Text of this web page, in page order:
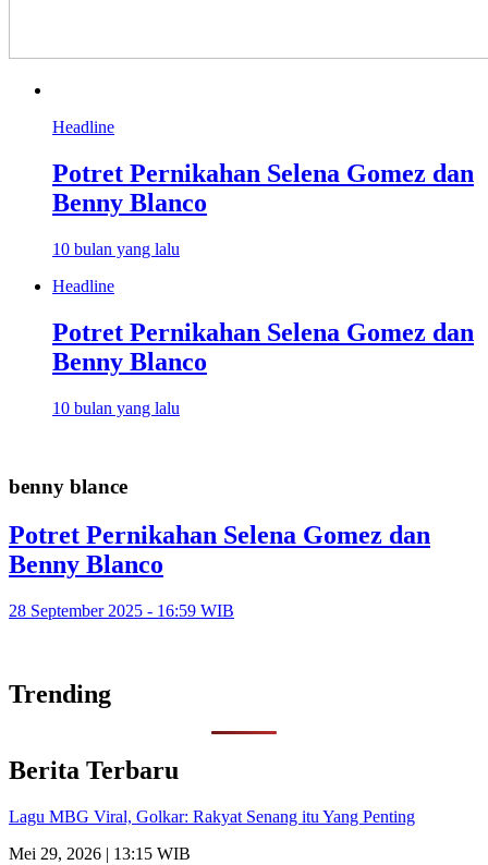
Headline
Potret Pernikahan Selena Gomez dan
Benny Blanco
10 bulan yang lalu
Headline
Potret Pernikahan Selena Gomez dan
Benny Blanco
10 bulan yang lalu
benny blance
Potret Pernikahan Selena Gomez dan
Benny Blanco
28 September 2025 - 16:59 WIB
Trending
Berita Terbaru
Lagu MBG Viral, Golkar: Rakyat Senang itu Yang Penting
Mei 29, 2026 | 13:15 WIB